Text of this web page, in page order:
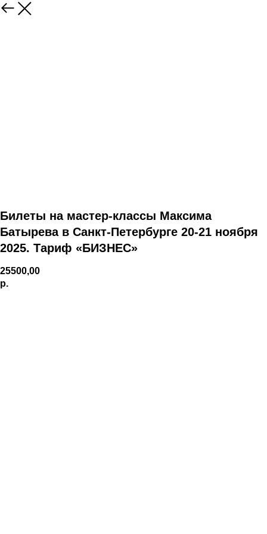
Билеты на мастер-классы Максима
Батырева в Санкт-Петербурге 20-21 ноября
2025. Тариф «БИЗНЕС»
25500,00
р.